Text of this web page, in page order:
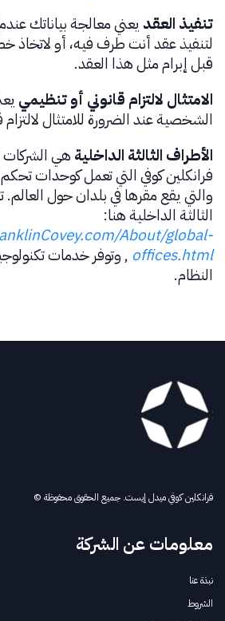
تنفيذ العقد يعني معالجة بياناتك
لتنفيذ عقد أنت طرف فيه، أو لاتخاذ
قبل إبرام مثل هذا العقد.
الامتثال لالتزام قانوني أو تنظيمي
الشخصية عند الضرورة للامتثال
الأطراف الثالثة الداخلية هي
فرانكلين كوفي التي تعمل كوحدات
والتي يقع مقرها في بلدان حول العالم.
الثالثة الداخلية هنا:
About/global-
offices.html
, وتوفر خدمات
النظام.
فرانكلين كوفي ميدل إيست. جميع الحقوق محفوظة ©
معلومات عن الشركة
نبذة عنا
الشروط